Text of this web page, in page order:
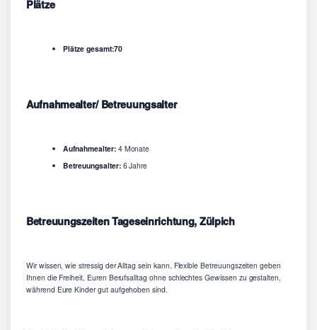
Plätze
Plätze gesamt:70
Aufnahmealter/ Betreuungsalter
Aufnahmealter:4 Monate
Betreuungsalter:6 Jahre
Betreuungszeiten Tageseinrichtung, Zülpich
Wir wissen, wie stressig der Alltag sein kann. Flexible Betreuungszeiten geben
Ihnen die Freiheit, Euren Berufsalltag ohne schlechtes Gewissen zu gestalten,
während Eure Kinder gut aufgehoben sind.